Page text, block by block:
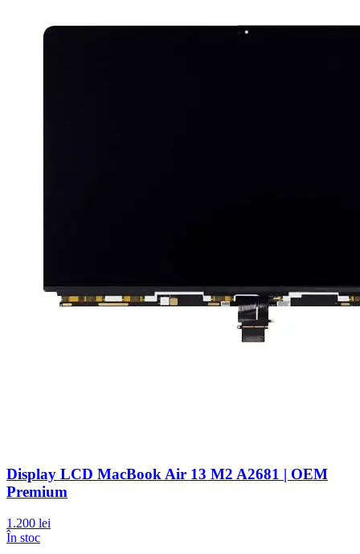
Display LCD MacBook Air 13 M2 A2681 | OEM
Premium
1.200 lei
În stoc